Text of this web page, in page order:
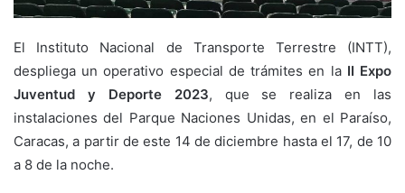
El Instituto Nacional de Transporte Terrestre (INTT),
despliega un operativo especial de trámites en la II Expo
Juventud y Deporte 2023, que se realiza en las
instalaciones del Parque Naciones Unidas, en el Paraíso,
Caracas, a partir de este 14 de diciembre hasta el 17, de 10
a 8 de la noche.